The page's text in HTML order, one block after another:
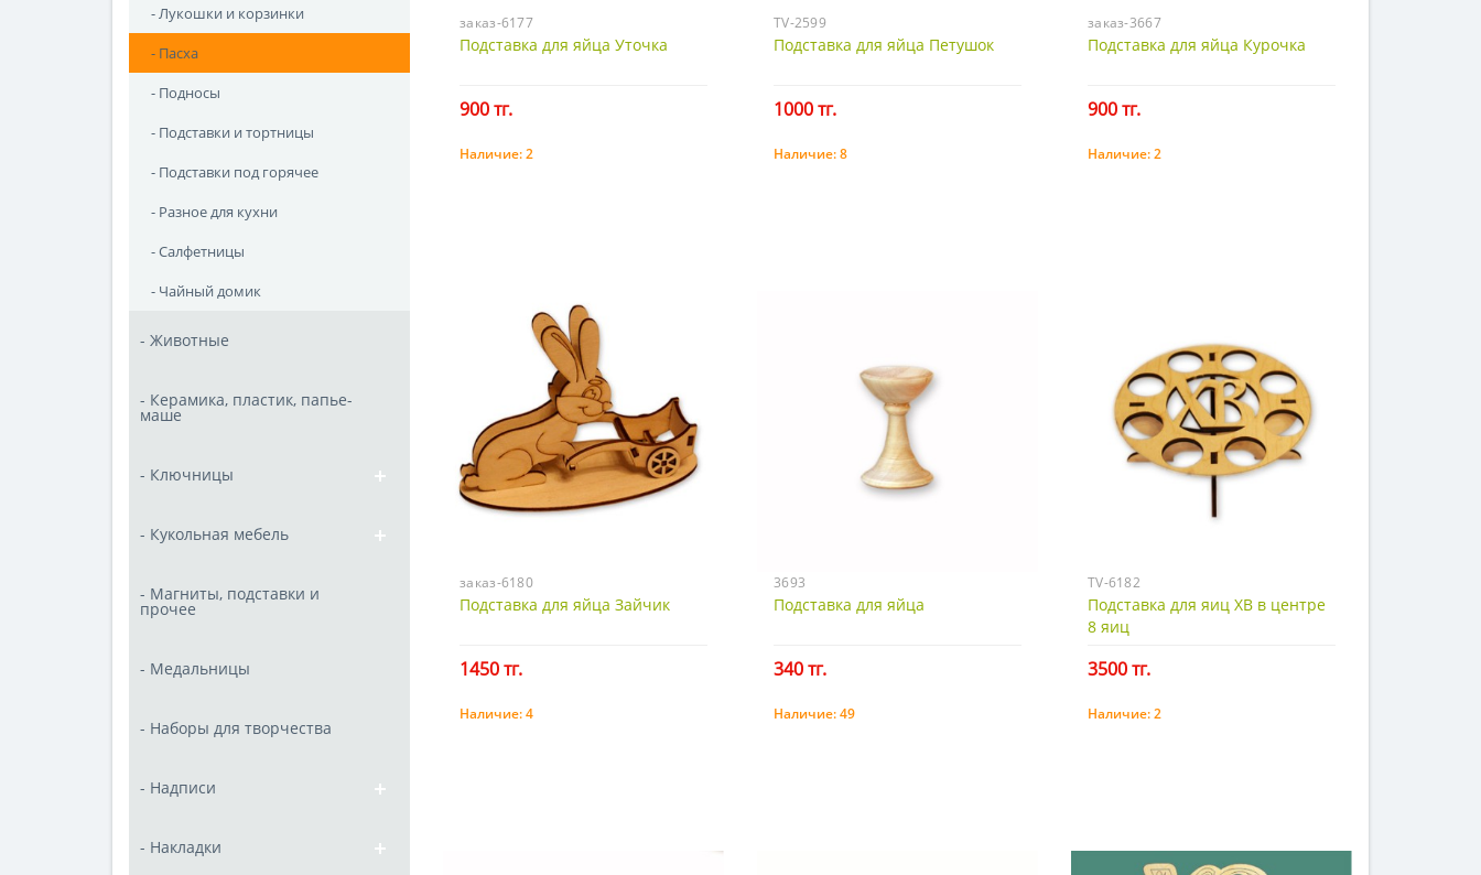
- Лукошки и корзинки
- Пасха
- Подносы
- Подставки и тортницы
- Подставки под горячее
- Разное для кухни
- Салфетницы
- Чайный домик
- Животные
- Керамика, пластик, папье-
маше
- Ключницы
- Кукольная мебель
- Магниты, подставки и
прочее
- Медальницы
- Наборы для творчества
- Надписи
- Накладки
заказ-6177
Подставка для яйца Уточка
900 тг.
Купить
Наличие:2
TV-2599
Подставка для яйца Петушок
1000 тг.
Купить
Наличие:8
заказ-3667
Подставка для яйца Курочка
900 тг.
Купить
Наличие:2
заказ-6180
Подставка для яйца Зайчик
1450 тг.
Купить
Наличие:4
3693
Подставка для яйца
340 тг.
Купить
Наличие:49
TV-6182
Подставка для яиц ХВ в центре
8 яиц
3500 тг.
Купить
Наличие:2